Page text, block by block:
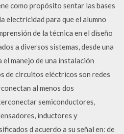
como propósito sentar las bases
electricidad para que el alumno
de la técnica en el diseño
a diversos sistemas, desde una
el manejo de una instalación
de circuitos eléctricos son redes
al menos dos
semiconductores,
inductores y
d acuerdo a su señal en: de